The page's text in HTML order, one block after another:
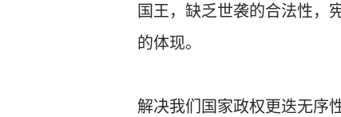
国王，缺乏世袭的合法性，
的体现。
解决我们国家政权更迭无序